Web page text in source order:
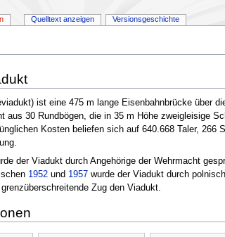
ist eine 475 m lange Eisenbahnbrücke über
aus 30 Rundbögen, die in 35 m Höhe zweigleisige
Kosten beliefen sich auf 640.668 Taler,
der Viadukt durch Angehörige der Wehrmacht
1952und 1957wurde der Viadukt durch
Zug den Viadukt.
Quelltext anzeigen Versionsgeschichte